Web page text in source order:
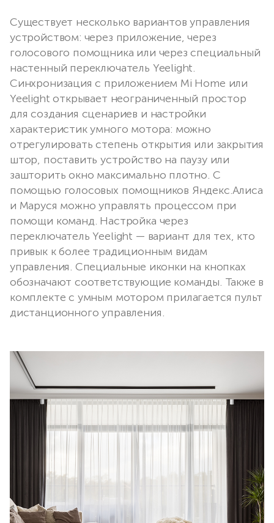
Существует несколько вариантов управления
устройством: через приложение, через
голосового помощника или через специальный
настенный переключатель Yeelight.
Синхронизация с приложением Mi Home или
Yeelight открывает неограниченный простор
для создания сценариев и настройки
характеристик умного мотора: можно
отрегулировать степень открытия или закрытия
штор, поставить устройство на паузу или
зашторить окно максимально плотно. С
помощью голосовых помощников Яндекс.Алиса
и Маруся можно управлять процессом при
помощи команд. Настройка через
переключатель Yeelight — вариант для тех, кто
привык к более традиционным видам
управления. Специальные иконки на кнопках
обозначают соответствующие команды. Также в
комплекте с умным мотором прилагается пульт
дистанционного управления.